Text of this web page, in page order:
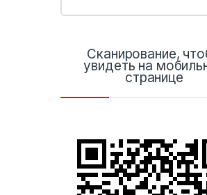
Сканирование,
увидеть на
странице